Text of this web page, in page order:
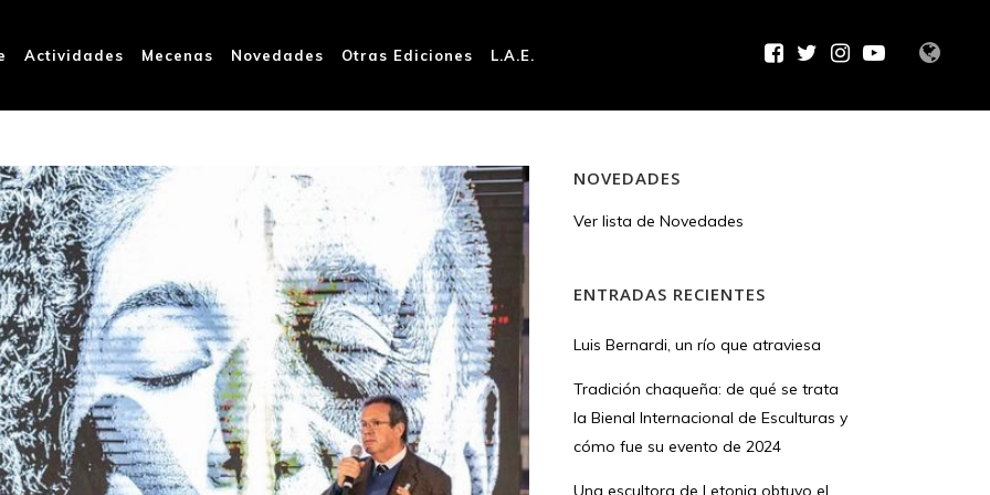
Actividades Mecenas Novedades Otras Ediciones L.A.E.
NOVEDADES
Ver lista de Novedades
ENTRADAS RECIENTES
Luis Bernardi, un río que atraviesa
Tradición chaqueña: de qué se trata
la Bienal Internacional de Esculturas y
cómo fue su evento de 2024
Una escultora de Letonia obtuvo el